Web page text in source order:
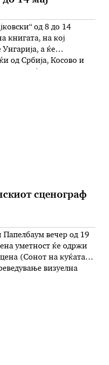
од 8 до 14
книгата, на кој
Унгарија, а ќе
од Србија, Косово и
сценограф
Папелбаум вечер од 19
уметност ќе одржи
(Сонот на куќата)“,
визуелна